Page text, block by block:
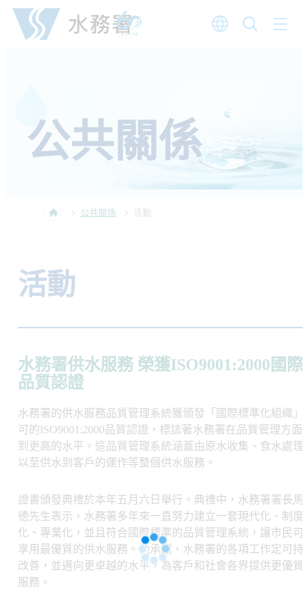
跳至內容
公共關係
公共關係 活動
活動
水務署供水服務 榮獲ISO9001:2000國際
品質認證
水務署的供水服務品質管理系統獲頒發「國際標準化組織」
可的ISO9001:2000品質認證，標誌著水務署在品質管理方面
到更高的水平。這品質管理系統涵蓋由原水收集、食水處理
以至供水到客戶的運作等整個供水服務。
證書頒發典禮於本年五月六日舉行。典禮中，水務署署長馬
德先生表示，水務署多年來一直努力建立一套現代化、制度
化、專業化，並且符合國際標準的品質管理系統，讓巿民可
享用最優質的供水服務。他承諾，水務署的各項工作定可持
改善，並邁向更卓越的水平，為客戶和社會各界提供更優質
服務。